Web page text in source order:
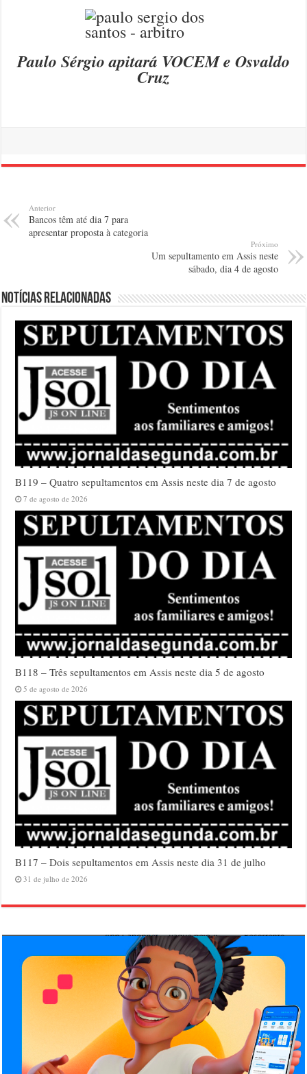
Paulo Sérgio apitará VOCEM e Osvaldo
Cruz
Anterior
Bancos têm até dia 7 para
apresentar proposta à categoria
Próximo
Um sepultamento em Assis neste
sábado, dia 4 de agosto
Notícias relacionadas
B119 – Quatro sepultamentos em Assis neste dia 7 de agosto
7 de agosto de 2026
B118 – Três sepultamentos em Assis neste dia 5 de agosto
5 de agosto de 2026
B117 – Dois sepultamentos em Assis neste dia 31 de julho
31 de julho de 2026